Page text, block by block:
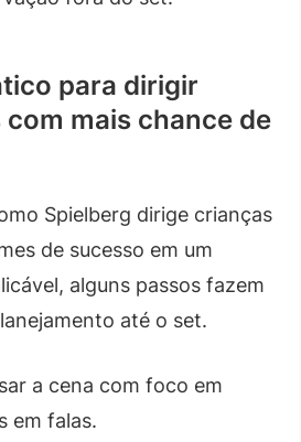
para dirigir
mais chance de
Spielberg dirige crianças
de sucesso em um
alguns passos fazem
até o set.
a cena com foco em
em falas.